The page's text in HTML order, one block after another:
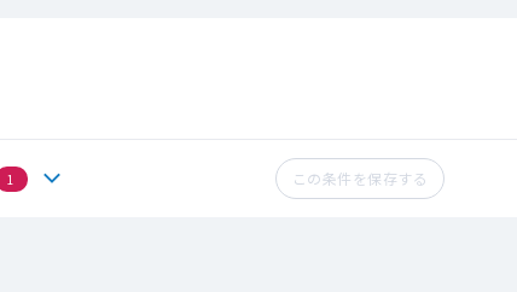
1 この条件を保存する